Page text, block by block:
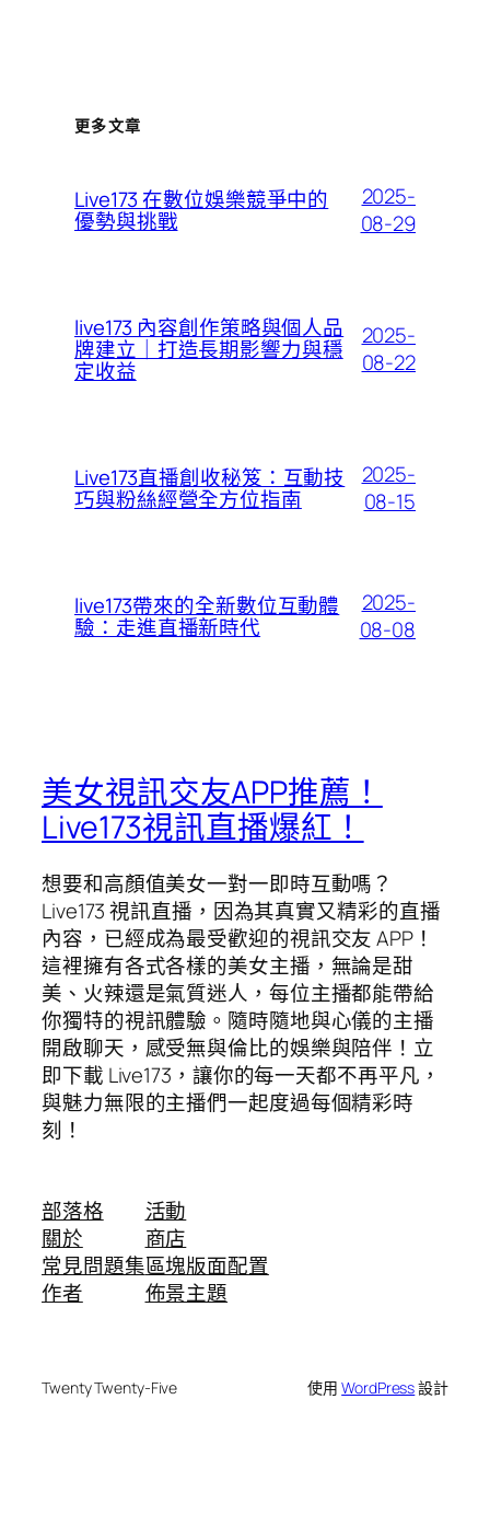
更多文章
Live173 在數位娛樂競爭中的
優勢與挑戰
2025-
08-29
live173 內容創作策略與個人品
牌建立｜打造長期影響力與穩
定收益
2025-
08-22
Live173直播創收秘笈：互動技
巧與粉絲經營全方位指南
2025-
08-15
live173帶來的全新數位互動體
驗：走進直播新時代
2025-
08-08
美女視訊交友APP推薦！
Live173視訊直播爆紅！
想要和高顏值美女一對一即時互動嗎？
Live173 視訊直播，因為其真實又精彩的直播
內容，已經成為最受歡迎的視訊交友 APP！
這裡擁有各式各樣的美女主播，無論是甜
美、火辣還是氣質迷人，每位主播都能帶給
你獨特的視訊體驗。隨時隨地與心儀的主播
開啟聊天，感受無與倫比的娛樂與陪伴！立
即下載 Live173，讓你的每一天都不再平凡，
與魅力無限的主播們一起度過每個精彩時
刻！
部落格
關於
常見問題集
作者
活動
商店
區塊版面配置
佈景主題
Twenty Twenty-Five 使用WordPress設計